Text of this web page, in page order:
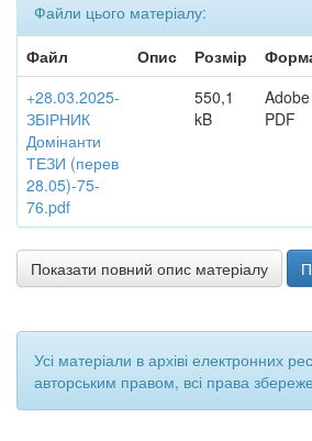
Файли цього матеріалу:
Файл
Опис Розмір
+28.03.2025-
ЗБІРНИК
Домінанти
ТЕЗИ (перев
28.05)-75-
76.pdf
550,1
kB
Adobe
PDF
Показати повний опис матеріалу
Усі матеріали в архіві електронних
авторським правом, всі права